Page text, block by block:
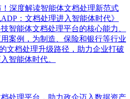
深度解读智能体文档处理新范式
：文档处理进入智能体时代》
智能体文档处理平台的核心能力、
案例，为制造、保险和银行等行业
文档处理升级路径，助力企业打破
智能体时代。